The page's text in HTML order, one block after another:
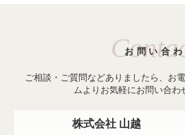
お問い合
ご相談・ご質問などありましたら、お
ムよりお気軽にお問い合わ
株式会社 山越